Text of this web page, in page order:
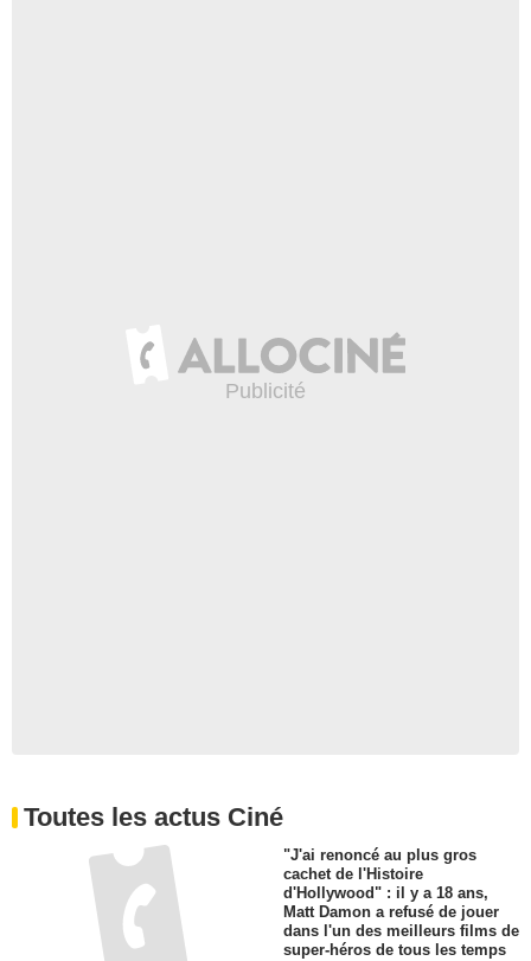
Toutes les actus Ciné
"J'ai renoncé au plus gros
cachet de l'Histoire
d'Hollywood" : il y a 18 ans,
Matt Damon a refusé de jouer
dans l'un des meilleurs films de
super-héros de tous les temps